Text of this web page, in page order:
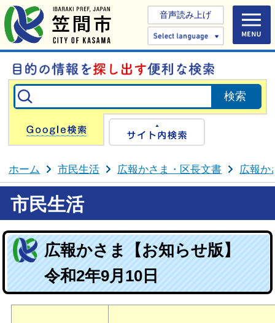
音声読み上げ
Select
Google検索
ホーム 市民生活 広報かさま・区長文書 広報か
市民生活
広報かさま【お知らせ版】
令和2年9月10日